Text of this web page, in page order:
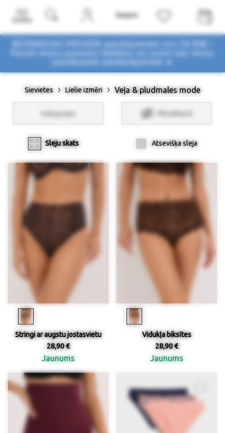
BEZMAKSAS PIEGĀDE pasūtījumiem virs 29,90€ !
Pasūti mūsu jaunumu biļetenu un uzzini par mūsu
Sievietes Lielie izmēri Veļa & pludmales mode
Kategorijas Filtri/Atlasīt
Sleju skats Atsevišķa sleja
Stringi ar augstu jostasvietu
28,90 €
Jaunums
Vidukļa biksītes
28,90 €
Jaunums